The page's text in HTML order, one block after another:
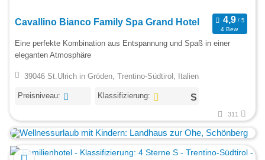
Cavallino Bianco Family Spa Grand Hotel
4 Bew.
Eine perfekte Kombination aus Entspannung und Spaß in einer
eleganten Atmosphäre
39046 St.Ulrich in Gröden, Trentino-Südtirol, Italien
Preisniveau: Klassifizierung:
311